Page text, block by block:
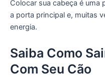
Colocar sua cabeça é uma
a porta principal e, muitas
energia.
Saiba Como
Com Seu Cão